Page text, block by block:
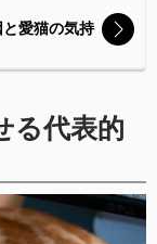
と愛猫の気持
る代表的